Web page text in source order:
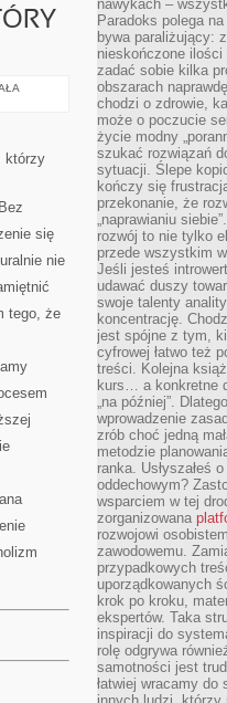
którzy
się
nie
tego, że
nawykach –
Paradoks polega
bywa paraliżujący:
nieskończone
zadać sobie kilka
obszarach
chodzi o zdrowie,
może o poczucie
życie modny
szukać rozwiązań
sytuacji. Ślepe
kończy się
przekonanie, że
„naprawianiu
rozwój to nie tylko
przede wszystkim
Jeśli jesteś
udawać duszy
swoje talenty
koncentrację.
jest spójne z tym,
cyfrowej łatwo też
treści. Kolejna
kurs… a konkretne
„na później”.
wprowadzenie
zrób choć jedną
metodzie
ranka. Usłyszałeś
oddechowym?
wsparciem w tej
zorganizowana
rozwojowi
zawodowemu.
przypadkowych
uporządkowanych
krok po kroku,
ekspertów. Taka
inspiracji do
rolę odgrywa
samotności jest
łatwiej wracamy do